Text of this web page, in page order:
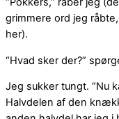
grimmere ord jeg
her).
“Hvad sker der?”
Jeg sukker tungt. “Nu
Halvdelen af den